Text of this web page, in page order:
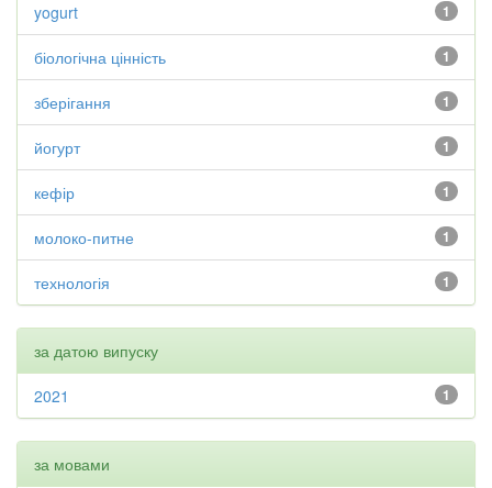
1
yogurt
1
біологічна цінність
1
зберігання
1
йогурт
1
кефір
1
молоко-питне
1
технологія
за датою випуску
1
2021
за мовами